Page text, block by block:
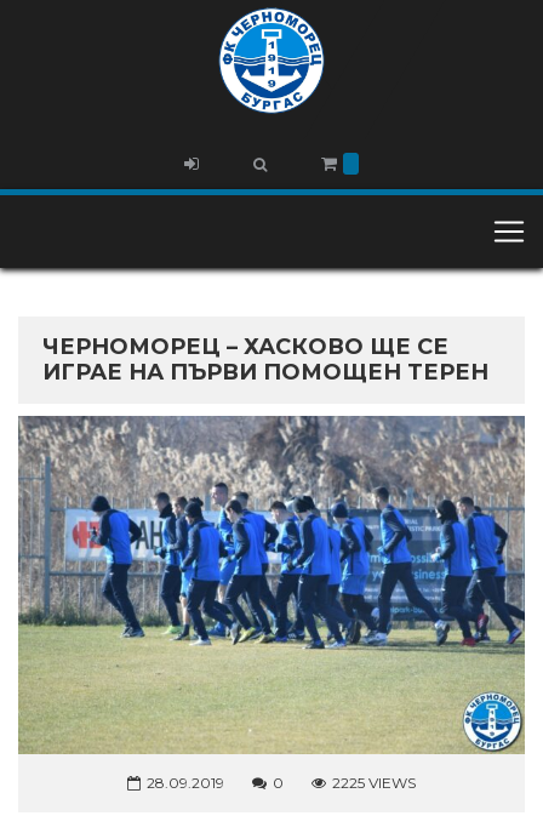
ЧЕРНОМОРЕЦ – ХАСКОВО ЩЕ СЕ
ИГРАЕ НА ПЪРВИ ПОМОЩЕН ТЕРЕН
28.09.2019 0 2225 VIEWS